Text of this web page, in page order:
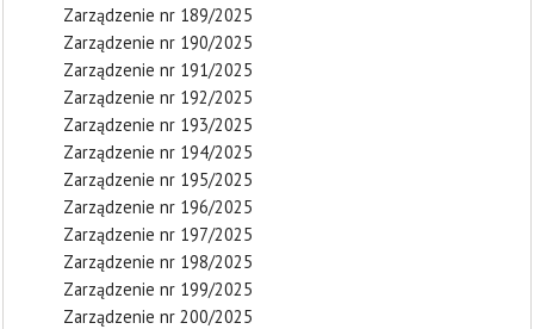
Zarządzenie nr 189/2025
Zarządzenie nr 190/2025
Zarządzenie nr 191/2025
Zarządzenie nr 192/2025
Zarządzenie nr 193/2025
Zarządzenie nr 194/2025
Zarządzenie nr 195/2025
Zarządzenie nr 196/2025
Zarządzenie nr 197/2025
Zarządzenie nr 198/2025
Zarządzenie nr 199/2025
Zarządzenie nr 200/2025